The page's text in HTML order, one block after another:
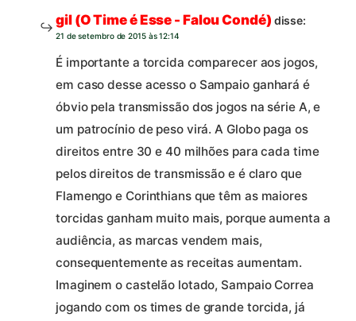
gil (O Time é Esse - Falou Condé) disse:
21 de setembro de 2015 às 12:14
É importante a torcida comparecer aos jogos,
em caso desse acesso o Sampaio ganhará é
óbvio pela transmissão dos jogos na série A, e
um patrocínio de peso virá. A Globo paga os
direitos entre 30 e 40 milhões para cada time
pelos direitos de transmissão e é claro que
Flamengo e Corinthians que têm as maiores
torcidas ganham muito mais, porque aumenta a
audiência, as marcas vendem mais,
consequentemente as receitas aumentam.
Imaginem o castelão lotado, Sampaio Correa
jogando com os times de grande torcida, já